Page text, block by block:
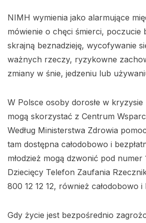
NIMH wymienia jako alarmujące
mówienie o chęci śmierci, poczucie
skrajną beznadzieję, wycofywanie
ważnych rzeczy, ryzykowne
zmiany w śnie, jedzeniu lub
W Polsce osoby dorosłe w
mogą skorzystać z Centrum
Według Ministerstwa Zdrowia
tam dostępna całodobowo i
młodzież mogą dzwonić pod numer
Dziecięcy Telefon Zaufania
800 12 12 12, również całodobowo i
Gdy życie jest bezpośrednio